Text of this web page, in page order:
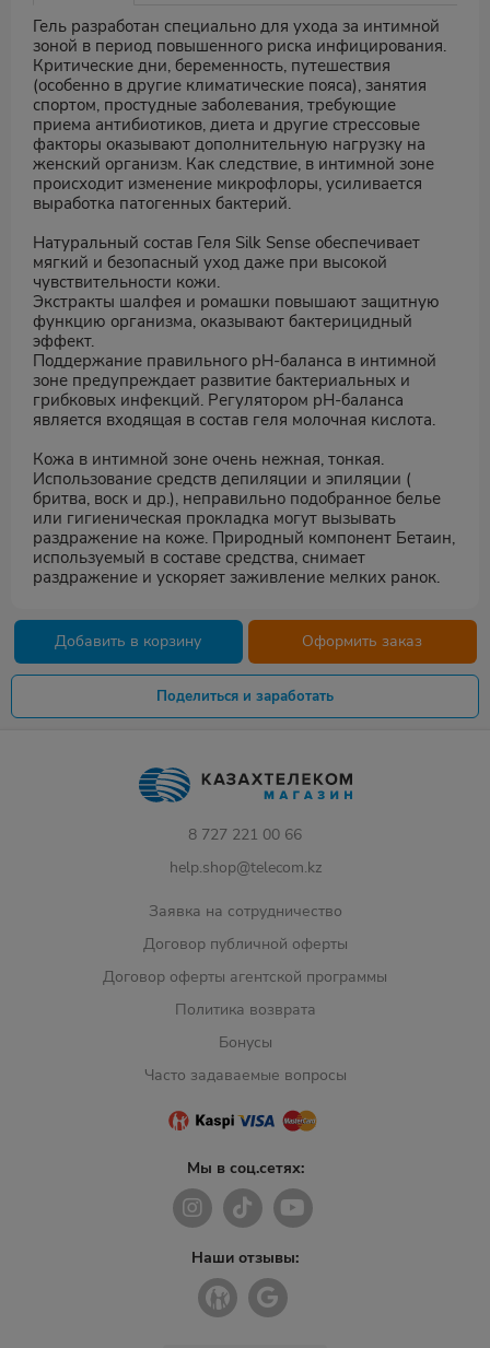
Гель разработан специально для ухода за интимной
зоной в период повышенного риска инфицирования.
Критические дни, беременность, путешествия
(особенно в другие климатические пояса), занятия
спортом, простудные заболевания, требующие
приема антибиотиков, диета и другие стрессовые
факторы оказывают дополнительную нагрузку на
женский организм. Как следствие, в интимной зоне
происходит изменение микрофлоры, усиливается
выработка патогенных бактерий.
Натуральный состав Геля Silk Sense обеспечивает
мягкий и безопасный уход даже при высокой
чувствительности кожи.
Экстракты шалфея и ромашки повышают защитную
функцию организма, оказывают бактерицидный
эффект.
Поддержание правильного pH-баланса в интимной
зоне предупреждает развитие бактериальных и
грибковых инфекций. Регулятором pH-баланса
является входящая в состав геля молочная кислота.
Кожа в интимной зоне очень нежная, тонкая.
Использование средств депиляции и эпиляции (
бритва, воск и др.), неправильно подобранное белье
или гигиеническая прокладка могут вызывать
раздражение на коже. Природный компонент Бетаин,
используемый в составе средства, снимает
раздражение и ускоряет заживление мелких ранок.
Добавить в корзину Оформить заказ
Поделиться и заработать
8 727 221 00 66
help.shop@telecom.kz
Заявка на сотрудничество
Договор публичной оферты
Договор оферты агентской программы
Политика возврата
Бонусы
Часто задаваемые вопросы
Мы в соц.сетях:
Наши отзывы: